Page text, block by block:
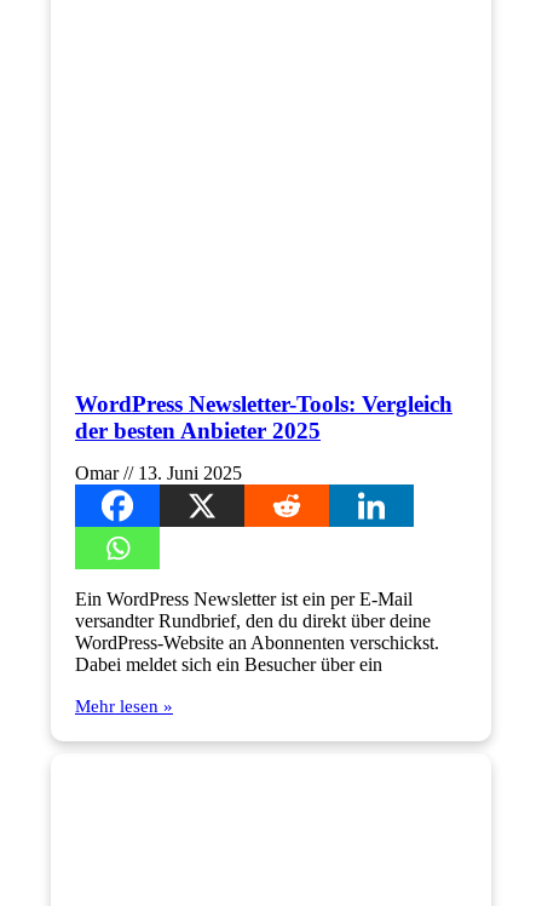
WordPress Newsletter-Tools: Vergleich
der besten Anbieter 2025
Omar 13. Juni 2025
Ein WordPress Newsletter ist ein per E-Mail
versandter Rundbrief, den du direkt über deine
WordPress-Website an Abonnenten verschickst.
Dabei meldet sich ein Besucher über ein
Mehr lesen »